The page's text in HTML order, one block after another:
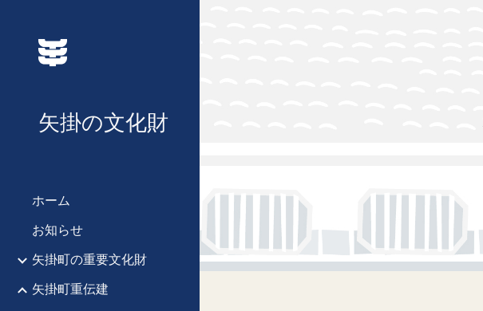
矢掛の文化財
ホーム
お知らせ
矢掛町の重要文化財
矢掛町重伝建